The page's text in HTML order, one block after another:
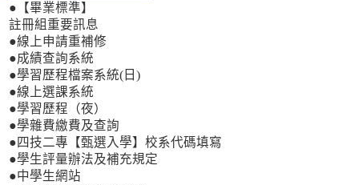
●【畢業標準】
註冊組重要訊息
●線上申請重補修
●成績查詢系統
●學習歷程檔案系統(日)
●線上選課系統
●學習歷程（夜）
●學雜費繳費及查詢
●四技二專【甄選入學】校系代碼填寫
●學生評量辦法及補充規定
●中學生網站